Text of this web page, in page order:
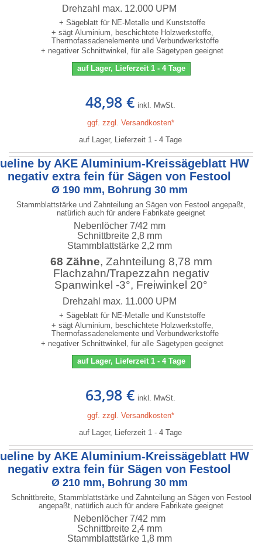
Drehzahl max. 12.000 UPM
+ Sägeblatt für NE-Metalle und Kunststoffe
+ sägt Aluminium, beschichtete Holzwerkstoffe,
Thermofassadenelemente und Verbundwerkstoffe
+ negativer Schnittwinkel, für alle Sägetypen geeignet
auf Lager, Lieferzeit 1 - 4 Tage
48,98 € inkl. MwSt.
ggf. zzgl. Versandkosten*
auf Lager, Lieferzeit 1 - 4 Tage
by AKE Aluminium-Kreissägeblatt HW
negativ extra fein für Sägen von Festool
Ø 190 mm, Bohrung 30 mm
Stammblattstärke und Zahnteilung an Sägen von Festool angepaßt,
natürlich auch für andere Fabrikate geeignet
Nebenlöcher 7/42 mm
Schnittbreite 2,8 mm
Stammblattstärke 2,2 mm
68 Zähne, Zahnteilung 8,78 mm
Flachzahn/Trapezzahn negativ
Spanwinkel -3°, Freiwinkel 20°
Drehzahl max. 11.000 UPM
+ Sägeblatt für NE-Metalle und Kunststoffe
+ sägt Aluminium, beschichtete Holzwerkstoffe,
Thermofassadenelemente und Verbundwerkstoffe
+ negativer Schnittwinkel, für alle Sägetypen geeignet
auf Lager, Lieferzeit 1 - 4 Tage
63,98 € inkl. MwSt.
ggf. zzgl. Versandkosten*
auf Lager, Lieferzeit 1 - 4 Tage
by AKE Aluminium-Kreissägeblatt HW
negativ extra fein für Sägen von Festool
Ø 210 mm, Bohrung 30 mm
Schnittbreite, Stammblattstärke und Zahnteilung an Sägen von Festool
angepaßt, natürlich auch für andere Fabrikate geeignet
Nebenlöcher 7/42 mm
Schnittbreite 2,4 mm
Stammblattstärke 1,8 mm